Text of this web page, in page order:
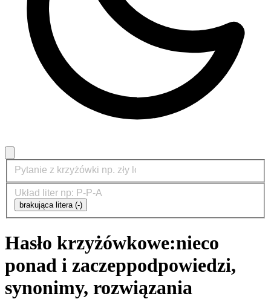
brakująca litera (-)
Hasło krzyżówkowe:nieco
ponad i zaczeppodpowiedzi,
synonimy, rozwiązania